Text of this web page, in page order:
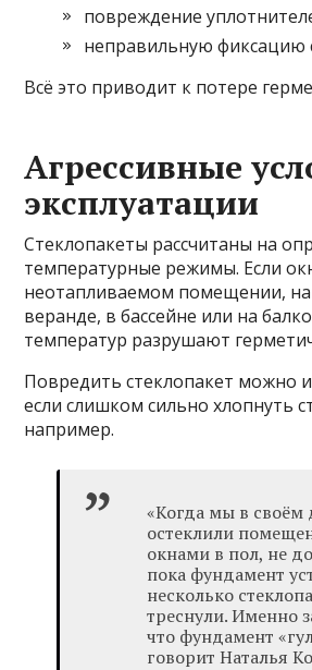
повреждение
неправильную фиксацию
Всё это приводит к потере
Агрессивные
эксплуатации
Стеклопакеты рассчитаны на
температурные режимы. Если
неотапливаемом помещении,
веранде, в бассейне или на
температур разрушают
Повредить стеклопакет можно
если слишком сильно хлопнуть
например.
«Когда мы в своём
остеклили
окнами в пол, не
пока фундамент
несколько
треснули. Именно
что фундамент
говорит Наталья